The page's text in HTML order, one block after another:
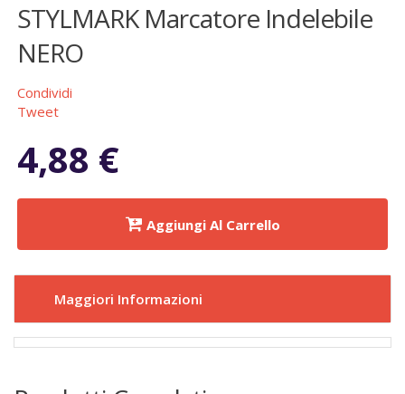
STYLMARK Marcatore Indelebile
NERO
Condividi
Tweet
4,88 €
Aggiungi Al Carrello
Maggiori Informazioni